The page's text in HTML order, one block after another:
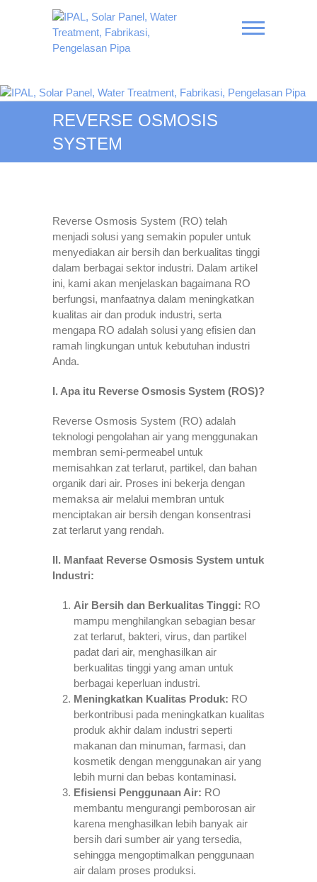
IPAL, Solar Panel, Water
Treatment, Fabrikasi,
Pengelasan Pipa
REVERSE OSMOSIS
SYSTEM
Reverse Osmosis System (RO) telah
menjadi solusi yang semakin populer untuk
menyediakan air bersih dan berkualitas tinggi
dalam berbagai sektor industri. Dalam artikel
ini, kami akan menjelaskan bagaimana RO
berfungsi, manfaatnya dalam meningkatkan
kualitas air dan produk industri, serta
mengapa RO adalah solusi yang efisien dan
ramah lingkungan untuk kebutuhan industri
Anda.
I. Apa itu Reverse Osmosis System (ROS)?
Reverse Osmosis System (RO) adalah
teknologi pengolahan air yang menggunakan
membran semi-permeabel untuk
memisahkan zat terlarut, partikel, dan bahan
organik dari air. Proses ini bekerja dengan
memaksa air melalui membran untuk
menciptakan air bersih dengan konsentrasi
zat terlarut yang rendah.
II. Manfaat Reverse Osmosis System untuk
Industri:
Air Bersih dan Berkualitas Tinggi: RO
mampu menghilangkan sebagian besar
zat terlarut, bakteri, virus, dan partikel
padat dari air, menghasilkan air
berkualitas tinggi yang aman untuk
berbagai keperluan industri.
Meningkatkan Kualitas Produk: RO
berkontribusi pada meningkatkan kualitas
produk akhir dalam industri seperti
makanan dan minuman, farmasi, dan
kosmetik dengan menggunakan air yang
lebih murni dan bebas kontaminasi.
Efisiensi Penggunaan Air: RO
membantu mengurangi pemborosan air
karena menghasilkan lebih banyak air
bersih dari sumber air yang tersedia,
sehingga mengoptimalkan penggunaan
air dalam proses produksi.